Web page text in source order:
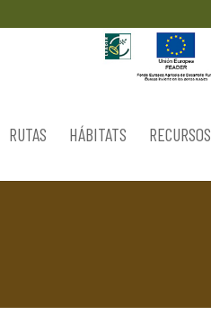
RUTAS HÁBITATS RECURSOS